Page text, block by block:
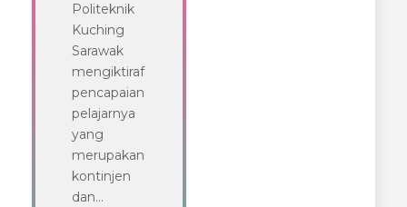
Politeknik
Kuching
Sarawak
mengiktiraf
pencapaian
pelajarnya
yang
merupakan
kontinjen
dan...